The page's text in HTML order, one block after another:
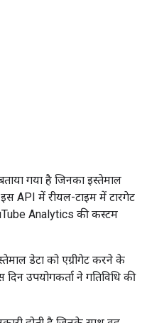
गया है जिनका इस्तेमाल
API में रीयल-टाइम में टारगेट
Analytics की कस्टम
डेटा को एग्रीगेट करने के
उपयोगकर्ता ने गतिविधि की